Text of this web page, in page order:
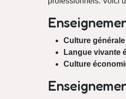
Culture générale
Langue vivante
Culture